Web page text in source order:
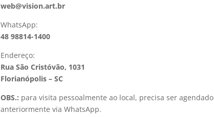
web@vision.art.br
WhatsApp:
48 98814-1400
Endereço:
Rua São Cristóvão, 1031
Florianópolis – SC
OBS.: para visita pessoalmente ao local, precisa ser agendado
anteriormente via WhatsApp.